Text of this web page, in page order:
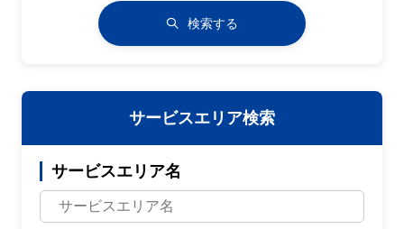
検索する
サービスエリア検索
サービスエリア名